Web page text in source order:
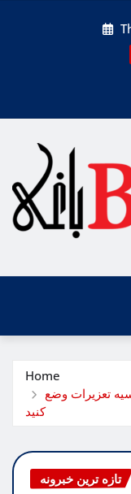
Home
تعزیرات وضع
کنید
تازه ترین خبرونه